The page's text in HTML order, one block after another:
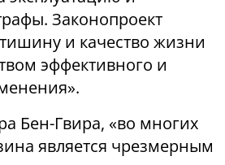
Законопроект
и качество жизни
эффективного и
Бен-Гвира, «во многих
является чрезмерным